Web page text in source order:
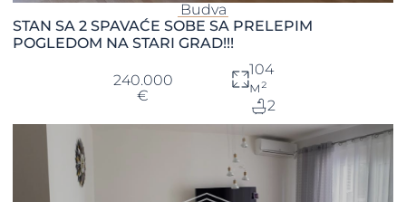
Budva
STAN SA 2 SPAVAĆE SOBE SA PRELEPIM
POGLEDOM NA STARI GRAD!!!
240.000
€
104
м²
2